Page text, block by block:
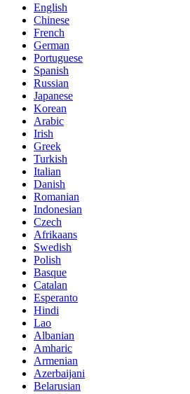
English
Chinese
French
German
Portuguese
Spanish
Russian
Japanese
Korean
Arabic
Irish
Greek
Turkish
Italian
Danish
Romanian
Indonesian
Czech
Afrikaans
Swedish
Polish
Basque
Catalan
Esperanto
Hindi
Lao
Albanian
Amharic
Armenian
Azerbaijani
Belarusian